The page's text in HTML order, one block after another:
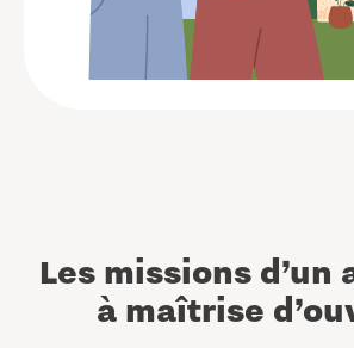
Les missions d’un
à maîtrise